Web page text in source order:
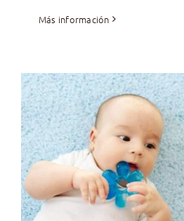
Más información